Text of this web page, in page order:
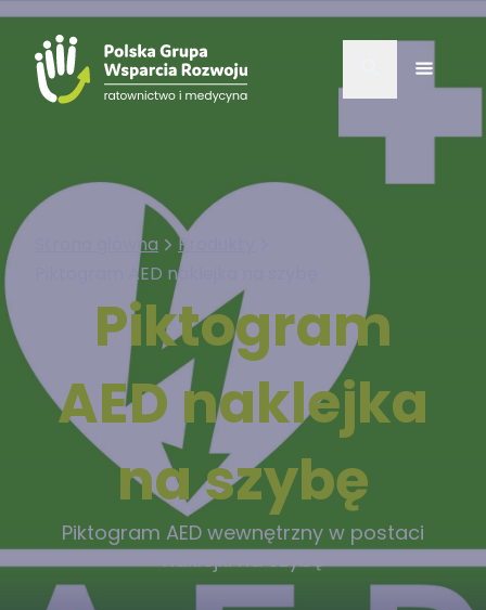
Strona główna
Produkty
Piktogram AED naklejka na szybę
Piktogram
AED naklejka
na szybę
Piktogram AED wewnętrzny w postaci
naklejki na szybę